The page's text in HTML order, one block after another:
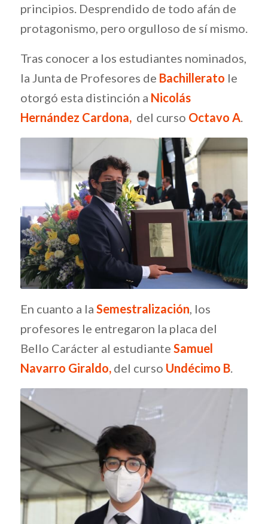
principios. Desprendido de todo afán de
protagonismo, pero orgulloso de sí mismo.
Tras conocer a los estudiantes nominados,
la Junta de Profesores de Bachillerato le
otorgó esta distinción a Nicolás
Hernández Cardona, del curso Octavo A.
En cuanto a la Semestralización, los
profesores le entregaron la placa del
Bello Carácter al estudiante Samuel
Navarro Giraldo, del curso Undécimo B.